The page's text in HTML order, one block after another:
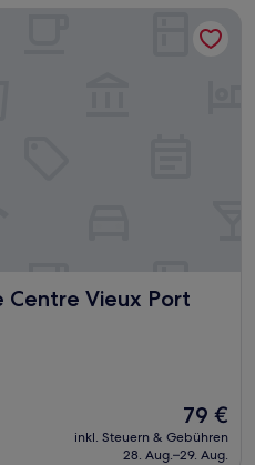
Centre Vieux Port
Vieux Port
Der
Preis
beträgt
79 €
inkl. Steuern & Gebühren
28. Aug.–29. Aug.
Port